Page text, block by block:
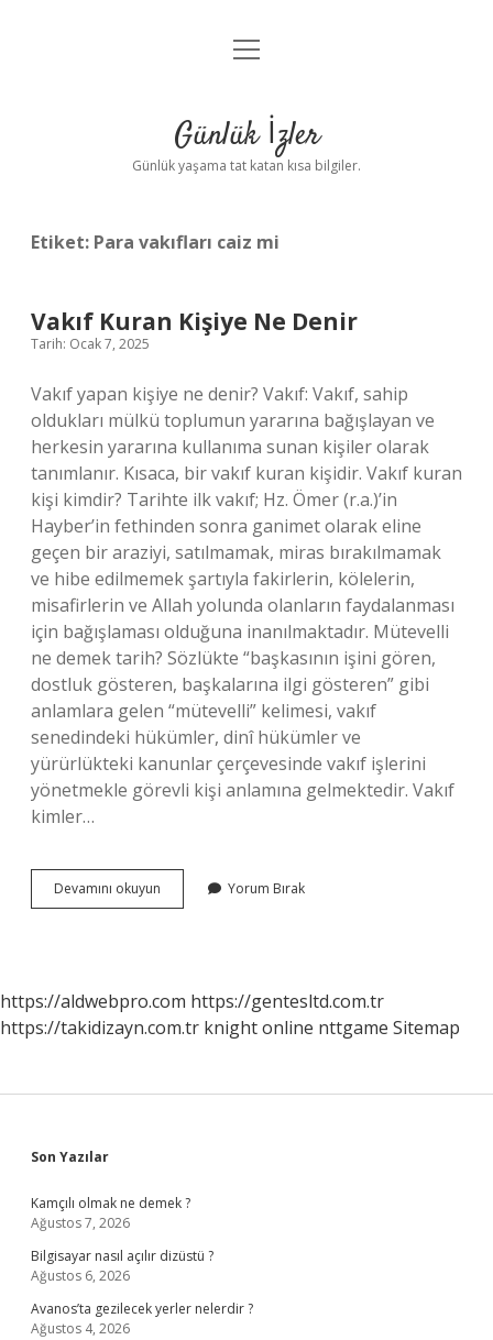
Anasayfa
Yasal Uyarı
menüyü
Günlük İzler
Günlük yaşama tat katan kısa bilgiler.
Etiket: Para vakıfları caiz mi
Vakıf Kuran Kişiye Ne Denir
Tarih: Ocak 7, 2025
Vakıf yapan kişiye ne denir? Vakıf: Vakıf, sahip
oldukları mülkü toplumun yararına bağışlayan ve
herkesin yararına kullanıma sunan kişiler olarak
tanımlanır. Kısaca, bir vakıf kuran kişidir. Vakıf kuran
kişi kimdir? Tarihte ilk vakıf; Hz. Ömer (r.a.)’in
Hayber’in fethinden sonra ganimet olarak eline
geçen bir araziyi, satılmamak, miras bırakılmamak
ve hibe edilmemek şartıyla fakirlerin, kölelerin,
misafirlerin ve Allah yolunda olanların faydalanması
için bağışlaması olduğuna inanılmaktadır. Mütevelli
ne demek tarih? Sözlükte “başkasının işini gören,
dostluk gösteren, başkalarına ilgi gösteren” gibi
anlamlara gelen “mütevelli” kelimesi, vakıf
senedindeki hükümler, dinî hükümler ve
yürürlükteki kanunlar çerçevesinde vakıf işlerini
yönetmekle görevli kişi anlamına gelmektedir. Vakıf
kimler…
Devamını okuyun
Kuran
Yorum Bırak
https://aldwebpro.com https://gentesltd.com.tr
https://takidizayn.com.tr knight online nttgame Sitemap
Sidebar
Son Yazılar
Kamçılı olmak ne demek ?
Ağustos 7, 2026
Bilgisayar nasıl açılır dizüstü ?
Ağustos 6, 2026
Avanos’ta gezilecek yerler nelerdir ?
Ağustos 4, 2026